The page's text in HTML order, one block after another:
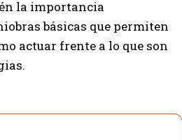
la importancia
básicas que permiten
actuar frente a lo que son